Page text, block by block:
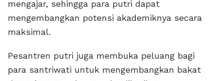
mengajar, sehingga para putri dapat
mengembangkan potensi akademiknya secara
maksimal.
Pesantren putri juga membuka peluang bagi
para santriwati untuk mengembangkan bakat